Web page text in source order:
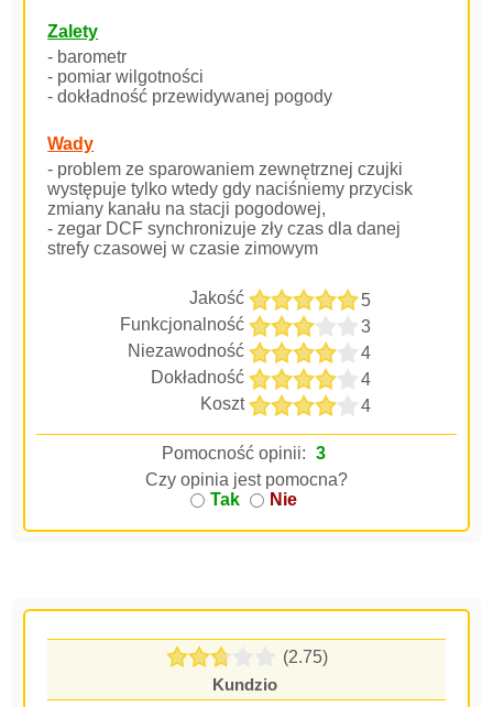
Zalety
- barometr
- pomiar wilgotności
- dokładność przewidywanej pogody
Wady
- problem ze sparowaniem zewnętrznej czujki
występuje tylko wtedy gdy naciśniemy przycisk
zmiany kanału na stacji pogodowej,
- zegar DCF synchronizuje zły czas dla danej
strefy czasowej w czasie zimowym
Jakość
5
Funkcjonalność
3
Niezawodność
4
Dokładność
4
Koszt
4
Pomocność opinii: 3
Czy opinia jest pomocna?
Tak
Nie
(2.75)
Kundzio